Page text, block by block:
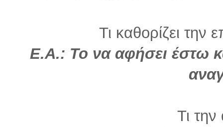
Τι καθορίζει την
Ε.Α.: Το να αφήσει έστω
Τι